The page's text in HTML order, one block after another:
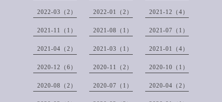
2022-03（2） 2022-01（2） 2021-12（4）
2021-11（1） 2021-08（1） 2021-07（1）
2021-04（2） 2021-03（1） 2021-01（4）
2020-12（6） 2020-11（2） 2020-10（1）
2020-08（2） 2020-07（1） 2020-04（2）